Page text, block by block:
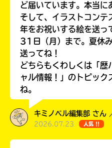
ど届いています。本当に
そして、イラストコンテ
年をお祝いする絵を送
31日（月）まで。夏休
送ってね！
どちらもくわしくは「歴
ャル情報！」のトピック
ね。
キミノベル編集部 さん
2026.07.23 人気 !!